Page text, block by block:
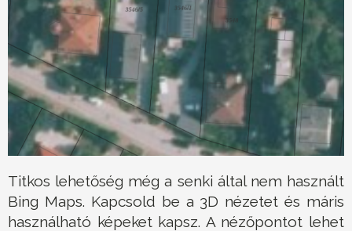
Titkos lehetőség még a senki által nem használt
Bing Maps. Kapcsold be a 3D nézetet és máris
használható képeket kapsz. A nézőpontot lehet